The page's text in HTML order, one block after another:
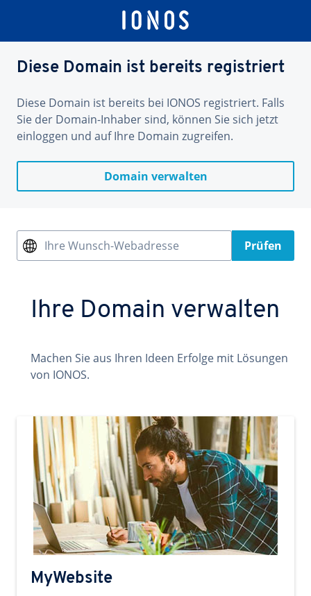
Diese Domain ist bereits registriert
Diese Domain ist bereits bei IONOS registriert. Falls
Sie der Domain-Inhaber sind, können Sie sich jetzt
einloggen und auf Ihre Domain zugreifen.
Domain verwalten
Ihre Wunsch-Webadresse Prüfen
Ihre Domain verwalten
Machen Sie aus Ihren Ideen Erfolge mit Lösungen
von IONOS.
MyWebsite